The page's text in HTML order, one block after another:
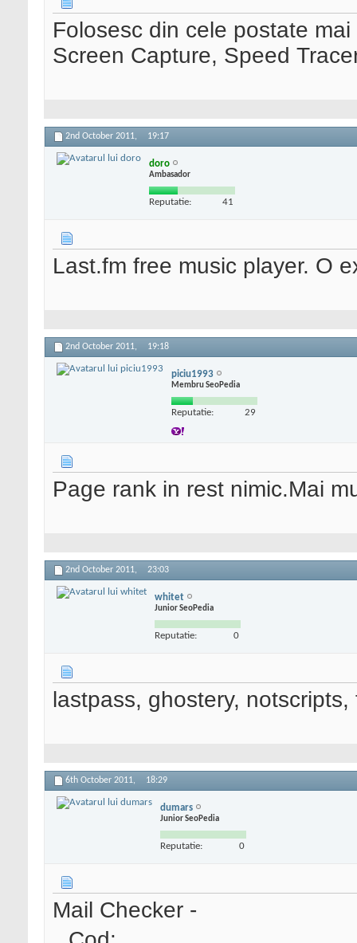
Folosesc din cele postate
Screen Capture, Speed
2nd October 2011, 19:17
doro
Ambasador
Reputatie: 41
Last.fm free music player. O
2nd October 2011, 19:18
piciu1993
Membru SeoPedia
Reputatie: 29
Page rank in rest nimic.Mai
2nd October 2011, 23:03
whitet
Junior SeoPedia
Reputatie: 0
lastpass, ghostery,
6th October 2011, 18:29
dumars
Junior SeoPedia
Reputatie: 0
Mail Checker -